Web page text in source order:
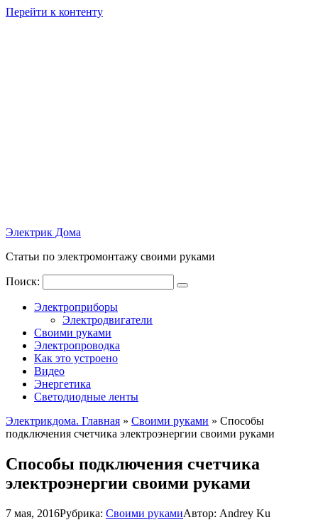
Перейти к контенту
Электрик Дома
Статьи по электромонтажу своими руками
Поиск:
Электроприборы
Электродвигатели
Своими руками
Электропроводка
Как это устроено
Видео
Энергетика
Светодиодные ленты
Электрикдома. Главная » Своими руками » Способы
подключения счетчика электроэнергии своими руками
Способы подключения счетчика
электроэнергии своими руками
7 мая, 2016Рубрика: Своими рукамиАвтор: Andrey Ku